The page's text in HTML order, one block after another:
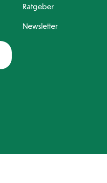
Ratgeber
Newsletter